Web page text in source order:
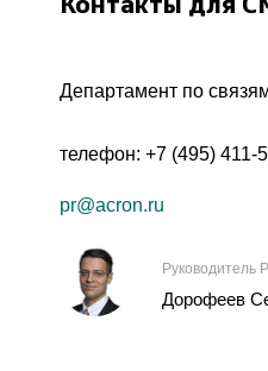
Контакты для
Департамент по
телефон: +7 (495) 411-
pr@acron.ru
Руководитель
Дорофеев